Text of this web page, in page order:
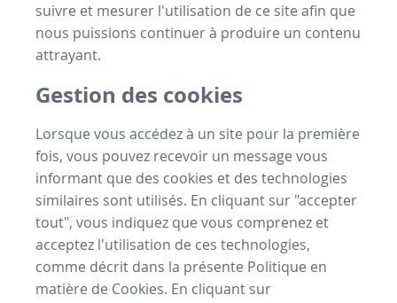
suivre et mesurer l'utilisation de ce site afin que
nous puissions continuer à produire un contenu
attrayant.
Gestion des cookies
Lorsque vous accédez à un site pour la première
fois, vous pouvez recevoir un message vous
informant que des cookies et des technologies
similaires sont utilisés. En cliquant sur "accepter
tout", vous indiquez que vous comprenez et
acceptez l'utilisation de ces technologies,
comme décrit dans la présente Politique en
matière de Cookies. En cliquant sur